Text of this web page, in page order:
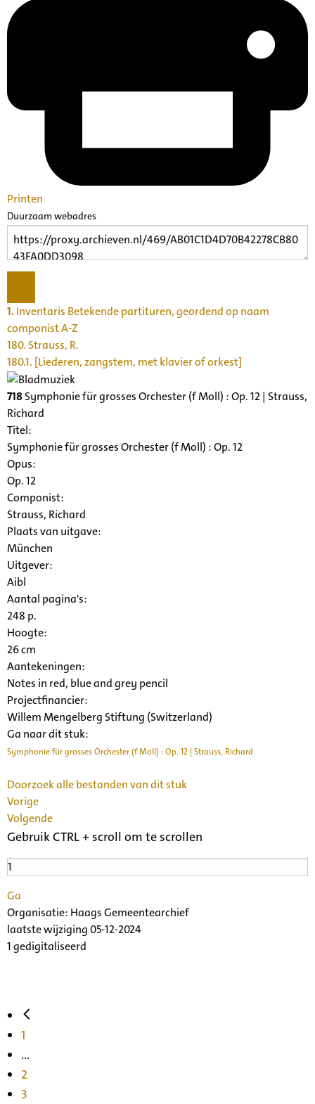
Printen
Duurzaam webadres
1.Inventaris Betekende partituren, geordend op naam
componist A-Z
180. Strauss, R.
180.1. [Liederen, zangstem, met klavier of orkest]
718Symphonie für grosses Orchester (f Moll) : Op. 12 | Strauss,
Richard
Titel:
Symphonie für grosses Orchester (f Moll) : Op. 12
Opus:
Op. 12
Componist:
Strauss, Richard
Plaats van uitgave:
München
Uitgever:
Aibl
Aantal pagina's:
248 p.
Hoogte:
26 cm
Aantekeningen:
Notes in red, blue and grey pencil
Projectfinancier:
Willem Mengelberg Stiftung (Switzerland)
Ga naar dit stuk:
Symphonie für grosses Orchester (f Moll) : Op. 12 | Strauss, Richard
Doorzoek alle bestanden van dit stuk
Vorige
Volgende
Gebruik CTRL + scroll om te scrollen
Ga
Organisatie: Haags Gemeentearchief
laatste wijziging 05-12-2024
1 gedigitaliseerd
1
...
2
3